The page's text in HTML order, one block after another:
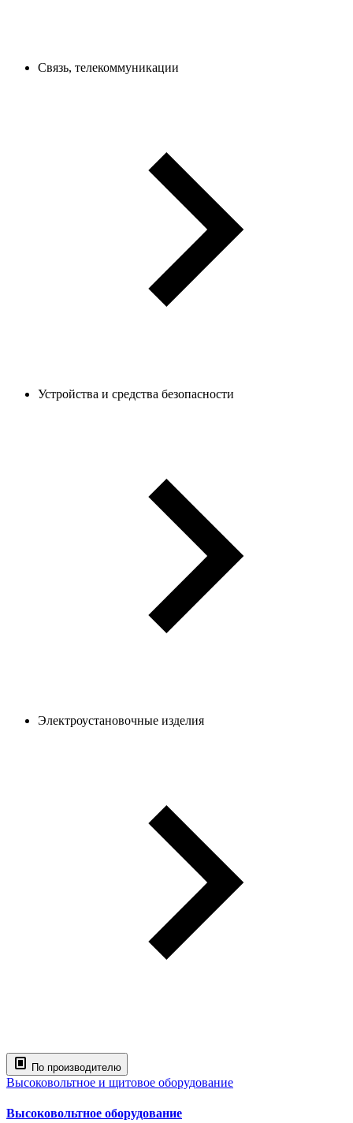
Связь, телекоммуникации
Устройства и средства безопасности
Электроустановочные изделия
По производителю
Высоковольтное и щитовое оборудование
Высоковольтное оборудование